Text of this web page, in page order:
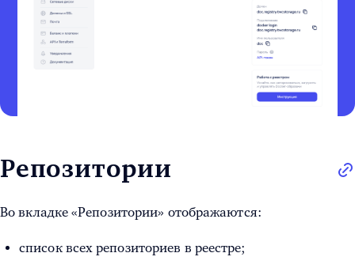
Репозитории
Во вкладке «Репозитории» отображаются:
список всех репозиториев в реестре;